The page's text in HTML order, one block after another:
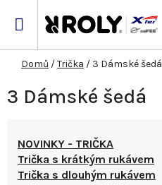
Domů /Trička / 3 Dámské šedá
3 Dámské šedá
NOVINKY - TRIČKA
Trička s krátkým rukávem
Trička s dlouhým rukávem